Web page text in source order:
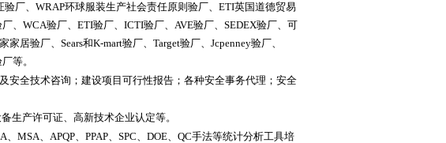
厂、WRAP环球服装生产社会责任原则验厂、ETI英国道德贸易
、WCA验厂、ETI验厂、ICTI验厂、AVE验厂、SEDEX验厂、可
居验厂、Sears和K-mart验厂、Target验厂、Jcpenney验厂、
等。
安全技术咨询；建设项目可行性报告；各种安全事务代理；安全
生产许可证、高新技术企业认定等。
MSA、APQP、PPAP、SPC、DOE、QC手法等统计分析工具培